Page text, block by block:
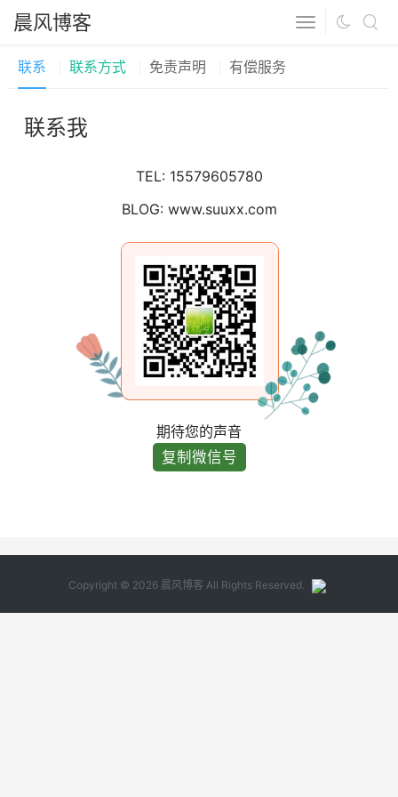
晨风博客
联系 联系方式 免责声明 有偿服务
联系我
TEL: 15579605780
BLOG: www.suuxx.com
期待您的声音
复制微信号
Copyright © 2026 晨风博客 All Rights Reserved.